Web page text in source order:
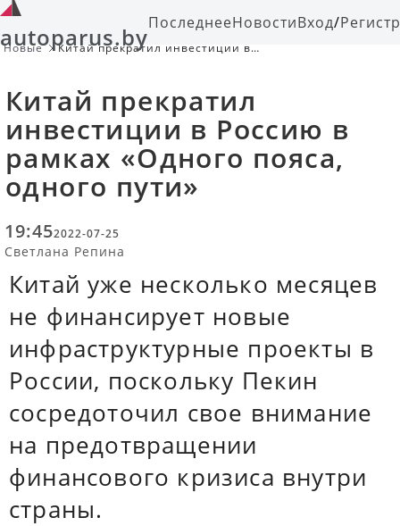
autoparus.byПоследнееНовостиВход/
Новые
Китай прекратил инвестиции в
Китай прекратил
инвестиции в Россию в
рамках «Одного пояса,
одного пути»
19:452022-07-25
Светлана Репина
Китай уже несколько месяцев
не финансирует новые
инфраструктурные проекты в
России, поскольку Пекин
сосредоточил свое внимание
на предотвращении
финансового кризиса внутри
страны.